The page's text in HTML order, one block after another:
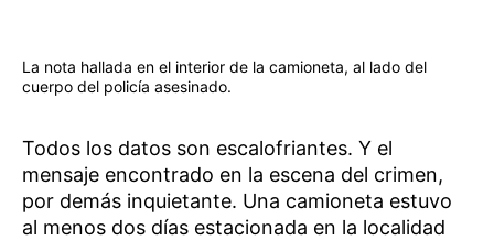
La nota hallada en el interior de la camioneta, al lado del
cuerpo del policía asesinado.
Todos los datos son escalofriantes. Y el
mensaje encontrado en la escena del crimen,
por demás inquietante. Una camioneta estuvo
al menos dos días estacionada en la localidad